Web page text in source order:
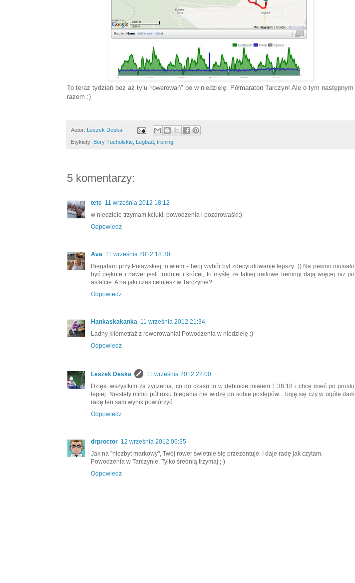
To teraz tydzień bez aż tylu 'rowerowań" bo w niedzielę: Półmaraton Tarczyn! Ale o tym następnym
razem :)
Autor: Leszek Deska
Etykiety: Bory Tucholskie, Legbąd, trening
5 komentarzy:
tete 11 września 2012 18:12
w niedziele trzymam kciuki: powodzenia i pozdrowaśki:)
Odpowiedz
Ava 11 września 2012 18:30
Biegałam przy Puławskiej to wiem - Twoj wybór był zdecyudowanie lepszy :)) Na pewno musiało
być pięknie i nawet jesli trudniej i krócej, to myślę że takiej trailowe treningi dają więcej niż po
asfalcie. A na jaki czas celujesz w Tarczynie?
Odpowiedz
Hankaskakanka 11 września 2012 21:34
Ładny kilometraż z rowerowania! Powodzenia w niedzielę :)
Odpowiedz
Leszek Deska
11 września 2012 22:00
Dzięki wszystkim za życzenia, co do czasu to w debiucie miałem 1:38:18 i chcę mieć po prostu
lepiej. Niestety mimo pół roku biegania nie widzę po sobie postępów... boję się czy w ogóle dam
radę ten sam wynik powtórzyć.
Odpowiedz
drproctor 12 września 2012 06:35
Jak na "niezbyt markowy", Twój rower świetnie się przezentuje. I daje radę jak czytam.
Powodzenia w Tarczynie. Tylko średnią trzymaj ;-)
Odpowiedz